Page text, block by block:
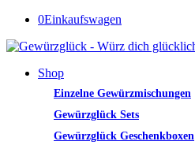
0Einkaufswagen
Shop
Einzelne Gewürzmischungen
Gewürzglück Sets
Gewürzglück Geschenkboxen